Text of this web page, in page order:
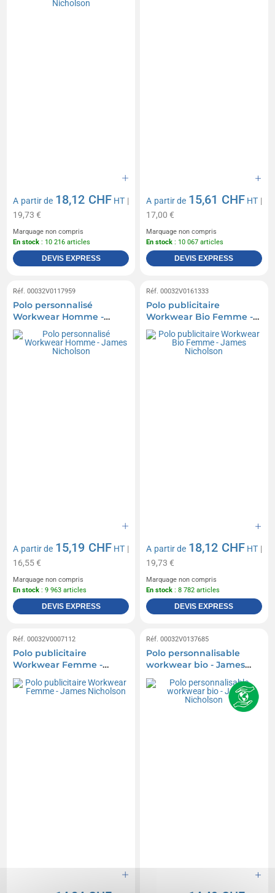
A partir de 18,12 CHF HT |
19,73 €
Marquage non compris
En stock : 10 216 articles
DEVIS EXPRESS
A partir de 15,61 CHF HT |
17,00 €
Marquage non compris
En stock : 10 067 articles
DEVIS EXPRESS
Réf. 00032V0117959
Polo personnalisé
Workwear Homme -
James Nicholson
A partir de 15,19 CHF HT |
16,55 €
Marquage non compris
En stock : 9 963 articles
DEVIS EXPRESS
Réf. 00032V0161333
Polo publicitaire
Workwear Bio Femme -
James Nicholson
A partir de 18,12 CHF HT |
19,73 €
Marquage non compris
En stock : 8 782 articles
DEVIS EXPRESS
Réf. 00032V0007112
Polo publicitaire
Workwear Femme -
James Nicholson
Réf. 00032V0137685
Polo personnalisable
workwear bio - James
Nicholson